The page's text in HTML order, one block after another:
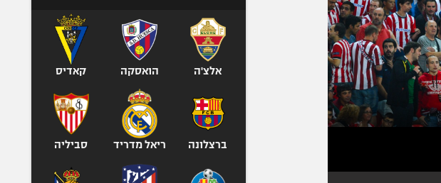
ליגה לאומית
כדורסל נשים
מכבי תל אביב
הפועל חולון
הפועל ירושלים
דני אבדיה
כדורעף
שחייה
אגרוף
ספורט אולימפי
UFC
היאבקות WWE
אלצ'ה הואסקה קאדיס
ברצלונה ריאל מדריד סביליה